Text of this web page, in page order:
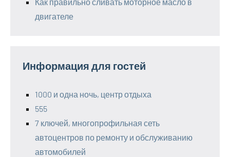
двигателе
Информация для гостей
1000 и одна ночь, центр отдыха
555
7 ключей, многопрофильная сеть
автоцентров по ремонту и обслуживанию
автомобилей